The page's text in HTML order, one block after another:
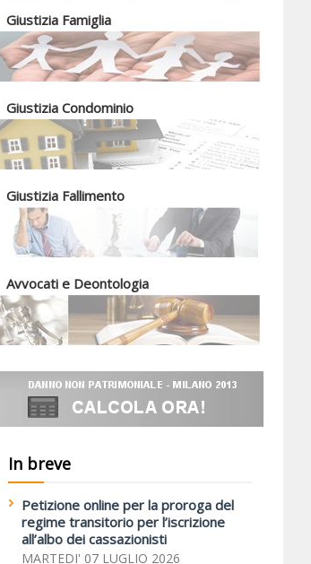
Giustizia Famiglia
Giustizia Condominio
Giustizia Fallimento
Avvocati e Deontologia
In breve
Petizione online per la proroga del
regime transitorio per l’iscrizione
all’albo dei cassazionisti
MARTEDI' 07 LUGLIO 2026